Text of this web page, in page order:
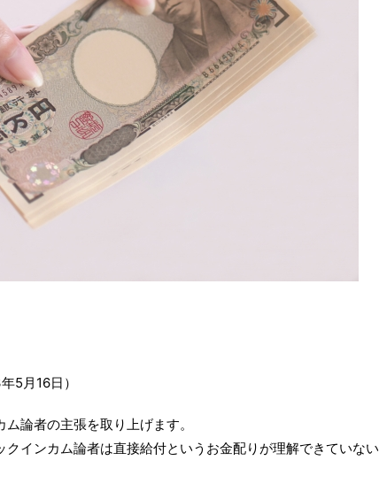
5月16日）
論者の主張を取り上げます。
インカム論者は直接給付というお金配りが理解できていない